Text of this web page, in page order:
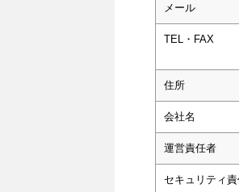
メール
TEL・FAX
住所
会社名
運営責任者
セキュリティ